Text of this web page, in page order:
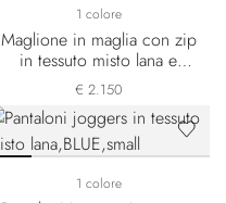
1 colore
Maglione in maglia con zip
in tessuto misto lana e
cotone
€ 2.150
1 colore